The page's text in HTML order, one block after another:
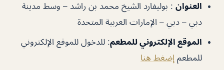
العنوان : بوليفارد الشيخ محمد بن راشد – وسط مدينة
دبي – دبي – الإمارات العربية المتحدة
الموقع الإلكتروني للمطعم: للدخول للموقع الإلكتروني
للمطعم إضغط هنا